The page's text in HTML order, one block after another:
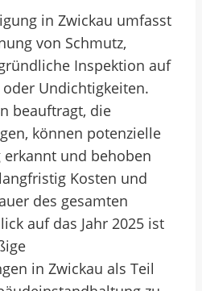
in Zwickau umfasst
von Schmutz,
Inspektion auf
Undichtigkeiten.
beauftragt, die
können potenzielle
und behoben
Kosten und
des gesamten
auf das Jahr 2025 ist
in Zwickau als Teil